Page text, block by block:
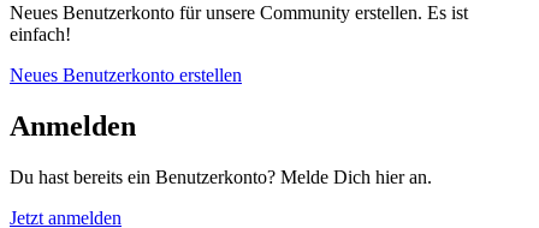
Neues Benutzerkonto für unsere Community erstellen. Es ist
einfach!
Neues Benutzerkonto erstellen
Anmelden
Du hast bereits ein Benutzerkonto? Melde Dich hier an.
Jetzt anmelden